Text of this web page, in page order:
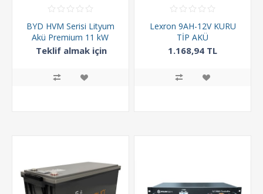
BYD HVM Serisi Lityum
Akü Premium 11 kW
Teklif almak için
Lexron 9AH-12V KURU
TİP AKÜ
1.168,94 TL